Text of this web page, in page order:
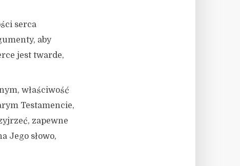
serca
aby
jest twarde,
właściwość
Testamencie,
zapewne
Jego słowo,